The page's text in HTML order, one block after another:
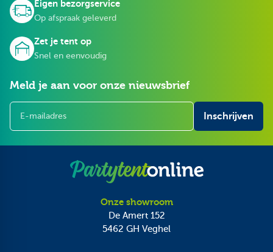
Eigen bezorgservice
Op afspraak geleverd
Zet je tent op
Snel en eenvoudig
Meld je aan voor onze nieuwsbrief
E-mailadres
Inschrijven
Onze showroom
De Amert 152
5462 GH Veghel